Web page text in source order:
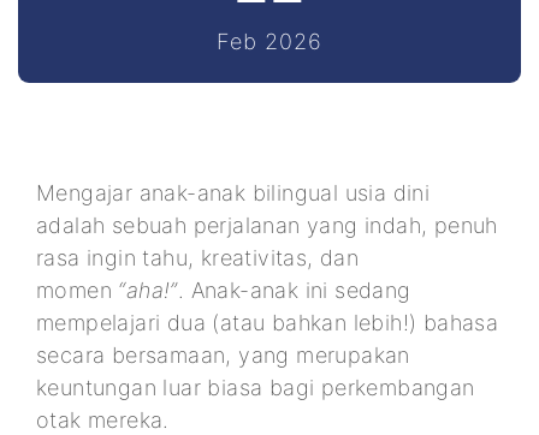
Feb 2026
Mengajar anak-anak bilingual usia dini
adalah sebuah perjalanan yang indah, penuh
rasa ingin tahu, kreativitas, dan
momen “aha!”. Anak-anak ini sedang
mempelajari dua (atau bahkan lebih!) bahasa
secara bersamaan, yang merupakan
keuntungan luar biasa bagi perkembangan
otak mereka.